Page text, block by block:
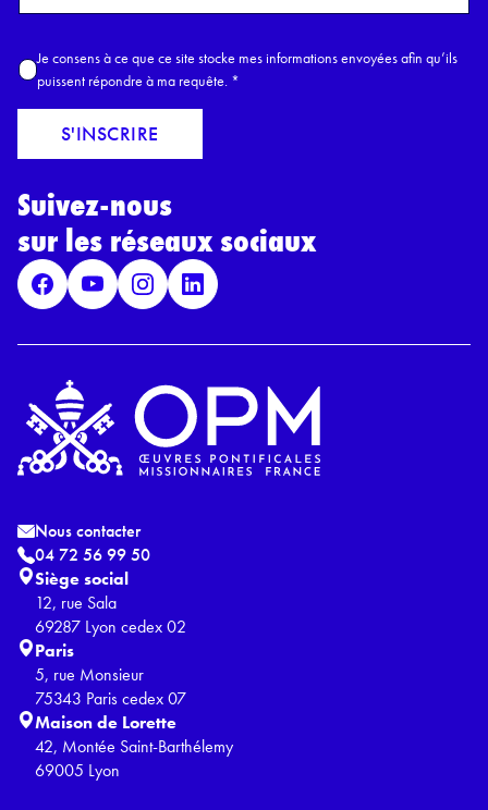
o
E
a
l
A
c
c
R
P
D
*
Je consens à ce que ce site stocke mes informations envoyées afin qu’ils
puissent répondre à ma requête. *
S'INSCRIRE
Suivez-nous
sur les réseaux sociaux
Nous contacter
04 72 56 99 50
Siège social
12, rue Sala
69287 Lyon cedex 02
Paris
5, rue Monsieur
75343 Paris cedex 07
Maison de Lorette
42, Montée Saint-Barthélemy
69005 Lyon